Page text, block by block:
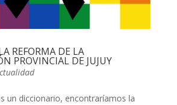
REFORMA DE LA
PROVINCIAL DE JUJUY
un diccionario, encontraríamos la